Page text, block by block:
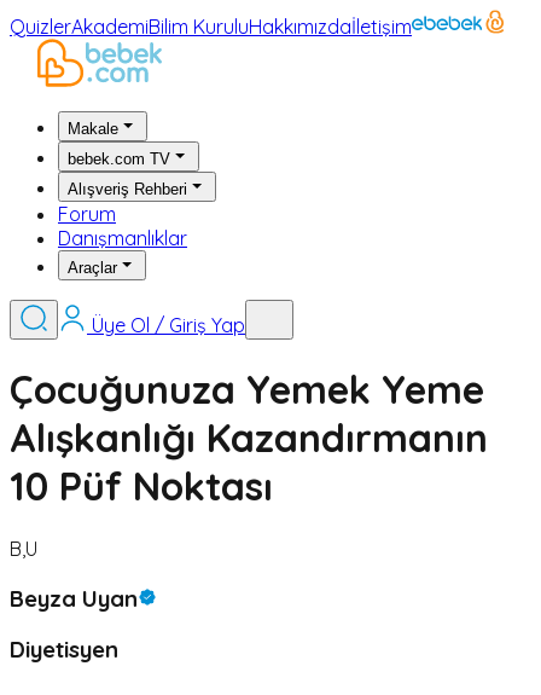
QuizlerAkademiBilim KuruluHakkımızdaİletişim
Makale
bebek.com TV
Alışveriş Rehberi
Forum
Danışmanlıklar
Araçlar
Üye Ol / Giriş Yap
Çocuğunuza Yemek Yeme
Alışkanlığı Kazandırmanın
10 Püf Noktası
B,U
Beyza Uyan
Diyetisyen